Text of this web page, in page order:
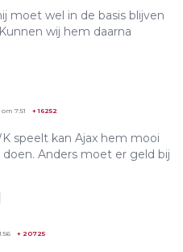
moet wel in de basis blijven
wij hem daarna
7:51 +16252
speelt kan Ajax hem mooi
Anders moet er geld bij
+ 20725